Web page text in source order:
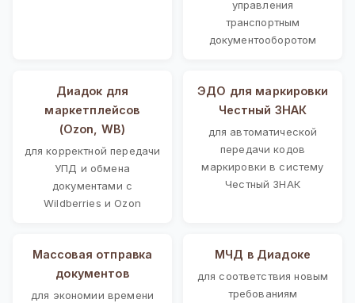
управления
транспортным
документооборотом
Диадок для
маркетплейсов
(Ozon, WB)
для корректной передачи
УПД и обмена
документами с
Wildberries и Ozon
ЭДО для маркировки
Честный ЗНАК
для автоматической
передачи кодов
маркировки в систему
Честный ЗНАК
Массовая отправка
документов
для экономии времени
МЧД в Диадоке
для соответствия новым
требованиям